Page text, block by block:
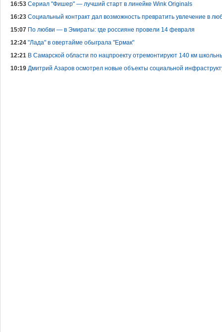
16:53 Сериал "‎Фишер"‎ — лучший старт в линейке Wink Originals
16:23 Социальный контракт дал возможность превратить увлечение в
15:07 По любви — в Эмираты: где россияне провели 14 февраля
12:24 "Лада" в овертайме обыграла "Ермак"
12:21 В Самарской области по нацпроекту отремонтируют 140 км
10:19 Дмитрий Азаров осмотрел новые объекты социальной